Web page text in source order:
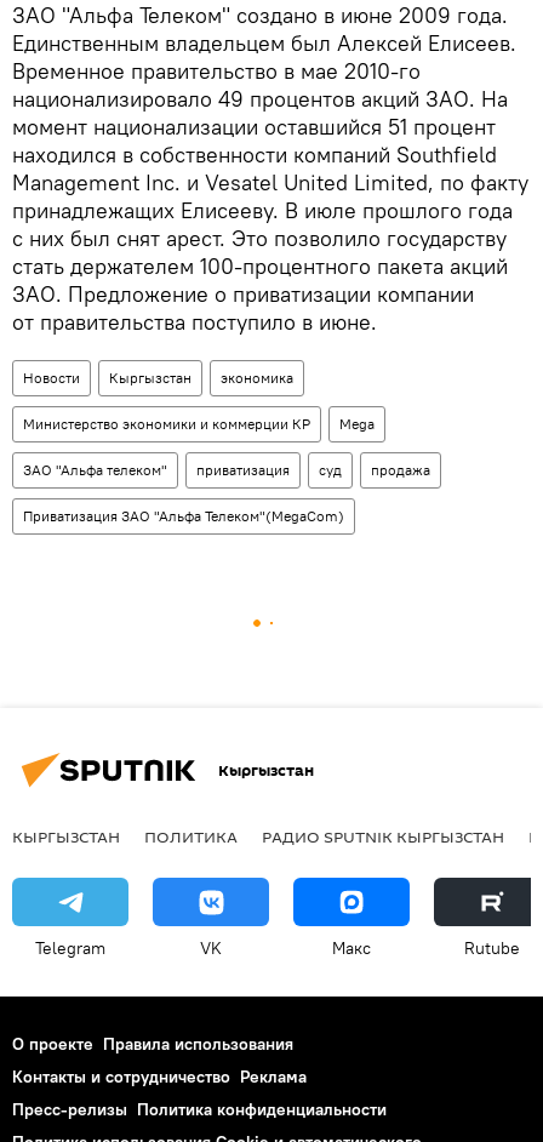
ЗАО "Альфа Телеком" создано в июне 2009 года.
Единственным владельцем был Алексей Елисеев.
Временное правительство в мае 2010-го
национализировало 49 процентов акций ЗАО. На
момент национализации оставшийся 51 процент
находился в собственности компаний Southfield
Management Inc. и Vesatel Unitеd Limited, по факту
принадлежащих Елисееву. В июле прошлого года
с них был снят арест. Это позволило государству
стать держателем 100-процентного пакета акций
ЗАО. Предложение о приватизации компании
от правительства поступило в июне.
Новости Кыргызстан экономика
Министерство экономики и коммерции КР Mega
ЗАО "Альфа телеком" приватизация суд продажа
Приватизация ЗАО "Альфа Телеком"(MegaCom)
Кыргызстан
КЫРГЫЗСТАН ПОЛИТИКА РАДИО SPUTNIK КЫРГЫЗСТАН
Telegram VK Макс Rutube
О проекте Правила использования
Контакты и сотрудничество Реклама
Пресс-релизы Политика конфиденциальности